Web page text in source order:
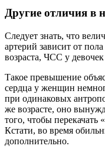
Другие отличия в
Следует знать, что
артерий зависит от
возраста, ЧСС у
Такое превышение
сердца у женщин
при одинаковых
же возрасте, оно
того, чтобы перекачать
Кстати, во время
дополнительно.